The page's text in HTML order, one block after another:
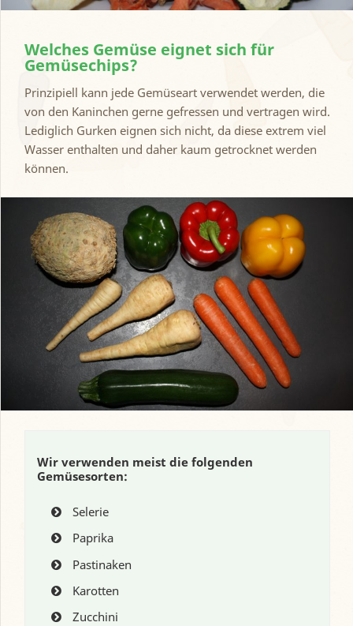
Welches Gemüse eignet sich für
Gemüsechips?
Prinzipiell kann jede Gemüseart verwendet werden, die
von den Kaninchen gerne gefressen und vertragen wird.
Lediglich Gurken eignen sich nicht, da diese extrem viel
Wasser enthalten und daher kaum getrocknet werden
können.
Wir verwenden meist die folgenden
Gemüsesorten:
Selerie
Paprika
Pastinaken
Karotten
Zucchini